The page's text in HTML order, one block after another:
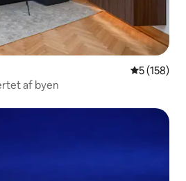
5 ud af 5 i
5 (158)
i hjertet af byen